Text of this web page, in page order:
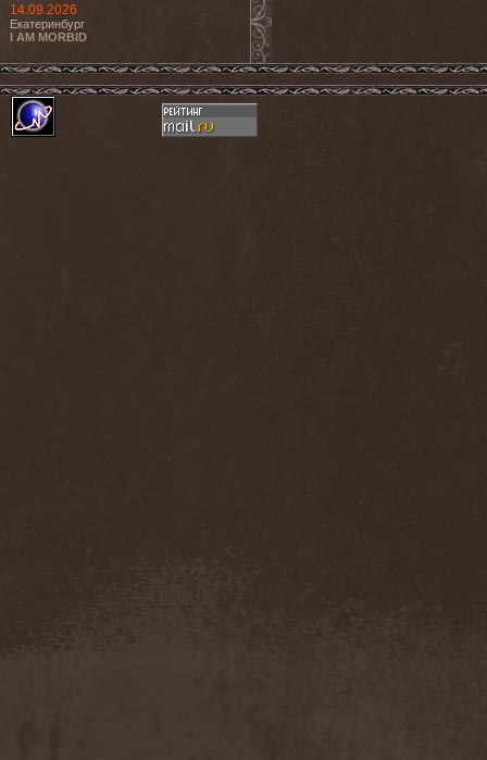
14.09.2026
Екатеринбург
I AM MORBID